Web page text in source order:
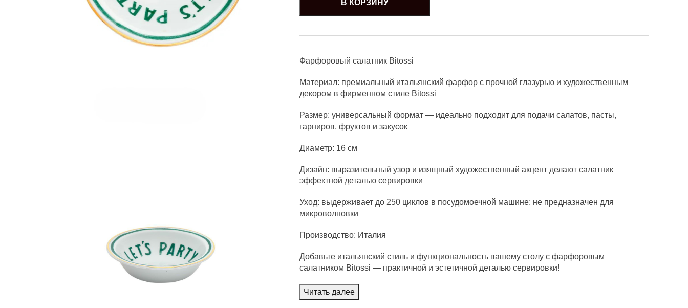
Фарфоровый салатник Bitossi
Материал: премиальный итальянский фарфор с прочной глазурью и художественным
декором в фирменном стиле Bitossi
Размер: универсальный формат — идеально подходит для подачи салатов, пасты,
гарниров, фруктов и закусок
Диаметр: 16 см
Дизайн: выразительный узор и изящный художественный акцент делают салатник
эффектной деталью сервировки
Уход: выдерживает до 250 циклов в посудомоечной машине; не предназначен для
микроволновки
Производство: Италия
Добавьте итальянский стиль и функциональность вашему столу с фарфоровым
салатником Bitossi — практичной и эстетичной деталью сервировки!
Читать далее
В КОРЗИНУ